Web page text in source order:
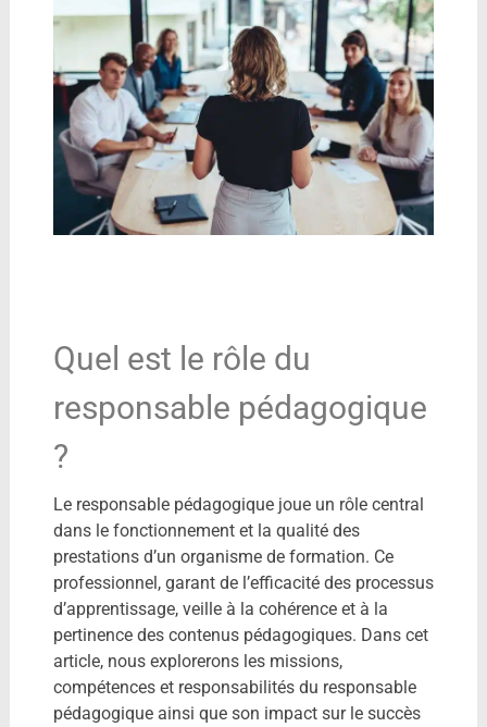
Quel est le rôle du
responsable pédagogique
?
Le responsable pédagogique joue un rôle central
dans le fonctionnement et la qualité des
prestations d’un organisme de formation. Ce
professionnel, garant de l’efficacité des processus
d’apprentissage, veille à la cohérence et à la
pertinence des contenus pédagogiques. Dans cet
article, nous explorerons les missions,
compétences et responsabilités du responsable
pédagogique ainsi que son impact sur le succès